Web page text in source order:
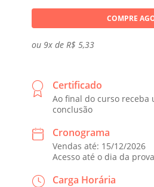
COMPRE
ou 9x de R$ 5,33
Certificado
Ao final do curso receba
conclusão
Cronograma
Vendas até: 15/12/2026
Acesso até o dia da
Carga Horária